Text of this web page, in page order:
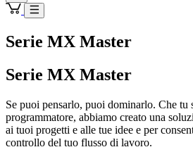
Serie MX Master
Serie MX Master
Se puoi pensarlo, puoi dominarlo. Che tu
programmatore, abbiamo creato una
ai tuoi progetti e alle tue idee e per
controllo del tuo flusso di lavoro.